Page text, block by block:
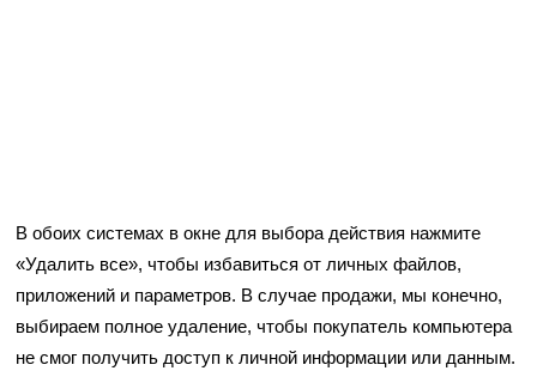
В обоих системах в окне для выбора действия нажмите
«Удалить все», чтобы избавиться от личных файлов,
приложений и параметров. В случае продажи, мы конечно,
выбираем полное удаление, чтобы покупатель компьютера
не смог получить доступ к личной информации или данным.